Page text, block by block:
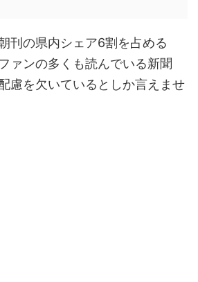
刊の県内シェア6割を占める
ァンの多くも読んでいる新聞
慮を欠いているとしか言えませ